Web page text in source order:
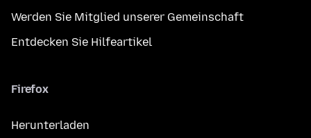
Werden Sie Mitglied unserer Gemeinschaft
Entdecken Sie Hilfeartikel
Firefox
Herunterladen